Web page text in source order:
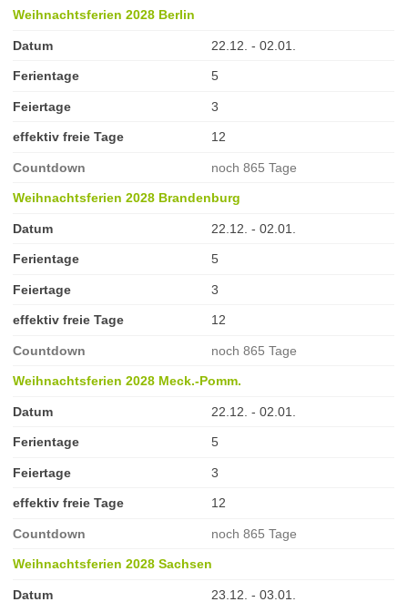
Weihnachtsferien 2028 Berlin
Datum 22.12. - 02.01.
Ferientage 5
Feiertage 3
effektiv freie Tage 12
Countdown noch 865 Tage
Weihnachtsferien 2028 Brandenburg
Datum 22.12. - 02.01.
Ferientage 5
Feiertage 3
effektiv freie Tage 12
Countdown noch 865 Tage
Weihnachtsferien 2028 Meck.-Pomm.
Datum 22.12. - 02.01.
Ferientage 5
Feiertage 3
effektiv freie Tage 12
Countdown noch 865 Tage
Weihnachtsferien 2028 Sachsen
Datum 23.12. - 03.01.